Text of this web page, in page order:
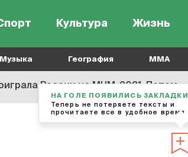
Культура Жизнь
Музыка География MMA
России на МЧМ-2021. Потом –
НА ГОЛЕ ПОЯВИЛИСЬ ЗАКЛАДКИ
Теперь не потеряете тексты и
прочитаете все в удобное время